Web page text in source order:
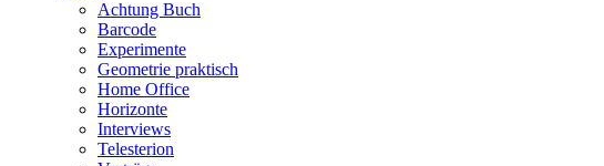
Achtung Buch
Barcode
Experimente
Geometrie praktisch
Home Office
Horizonte
Interviews
Telesterion